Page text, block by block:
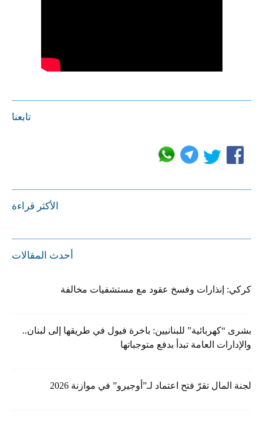
تابعنا
الأكثر قراءة
أحدث المقالات
كركي: إنذارات وفسخ عقود مع مستشفيات مخالفة
بشرى “كهربائية” للبنانيين: باخرة فيول في طريقها إلى لبنان..
والإدارات العامة تبدأ بدفع متوجباتها
لجنة المال تقرّ فتح اعتماد لـ”أوجيرو” في موازنة 2026